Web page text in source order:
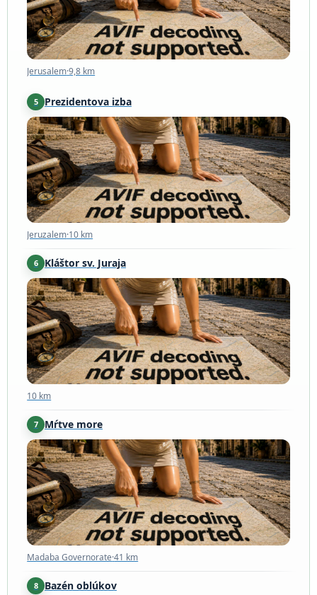
Jerusalem·9,8 km
5 Prezidentova izba
Jeruzalem·10 km
Jeruzalem·10 km
6 Kláštor sv. Juraja
10 km
10 km
7 Mŕtve more
Madaba Governorate·41 km
Madaba Governorate·41 km
8 Bazén oblúkov